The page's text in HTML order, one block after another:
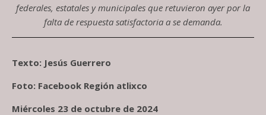
federales, estatales y municipales que retuvieron ayer por la
falta de respuesta satisfactoria a se demanda.
Texto: Jesús Guerrero
Foto: Facebook Región atlixco
Miércoles 23 de octubre de 2024